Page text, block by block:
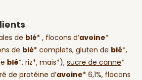
de blé* , flocons d’avoine*
de blé* complets, gluten de blé*,
blé*, riz*, mais*), sucre de canne*
de protéine d’avoine* 6,1%, flocons